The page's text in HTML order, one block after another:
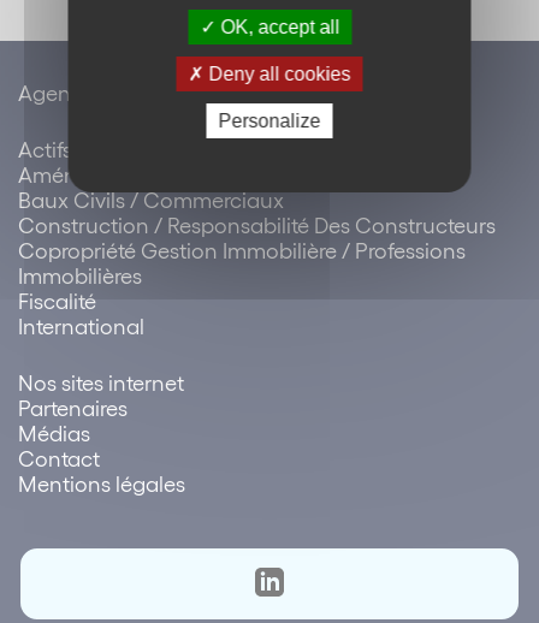
Agenda / évènements
Actifs / Propriété Immobilière
Aménagement / Urbanisme
Baux Civils / Commerciaux
Construction / Responsabilité Des Constructeurs
Copropriété Gestion Immobilière / Professions
Immobilières
Fiscalité
International
Nos sites internet
Partenaires
Médias
Contact
Mentions légales
OK, accept all
Deny all cookies
Personalize